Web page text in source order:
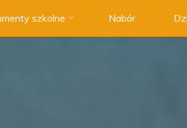
szkolne Nabór